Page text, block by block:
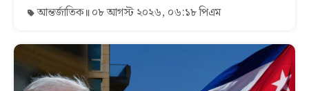
আন্তর্জাতিক ০৮ আগস্ট ২০২৬, ০৬:১৮ পিএম